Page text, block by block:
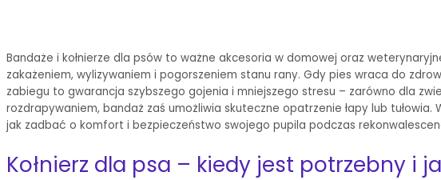
Bandaże i kołnierze dla psów to ważne akcesoria w domowej oraz
zakażeniem, wylizywaniem i pogorszeniem stanu rany. Gdy pies wraca do
zabiegu to gwarancja szybszego gojenia i mniejszego stresu – zarówno dla
rozdrapywaniem, bandaż zaś umożliwia skuteczne opatrzenie łapy lub
jak zadbać o komfort i bezpieczeństwo swojego pupila podczas
Kołnierz dla psa – kiedy jest potrzebny i